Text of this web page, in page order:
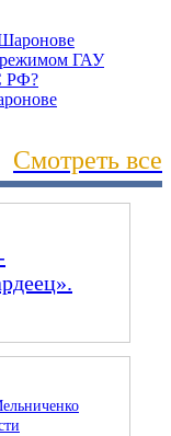
Смотреть все